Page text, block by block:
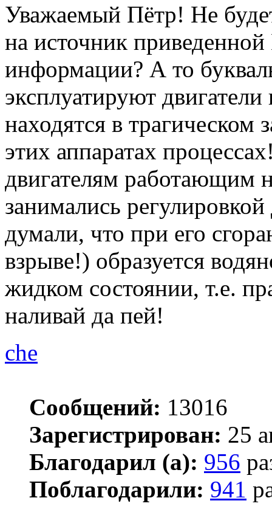
Уважаемый Пётр! Не
на источник
информации? А то
эксплуатируют
находятся в
этих аппаратах
двигателям работающим
занимались
думали, что при его
взрыве!) образуется
жидком состоянии, т.е.
наливай да пей!
che
Сообщений: 13016
Зарегистрирован: 25
Благодарил (а): 956
Поблагодарили: 941